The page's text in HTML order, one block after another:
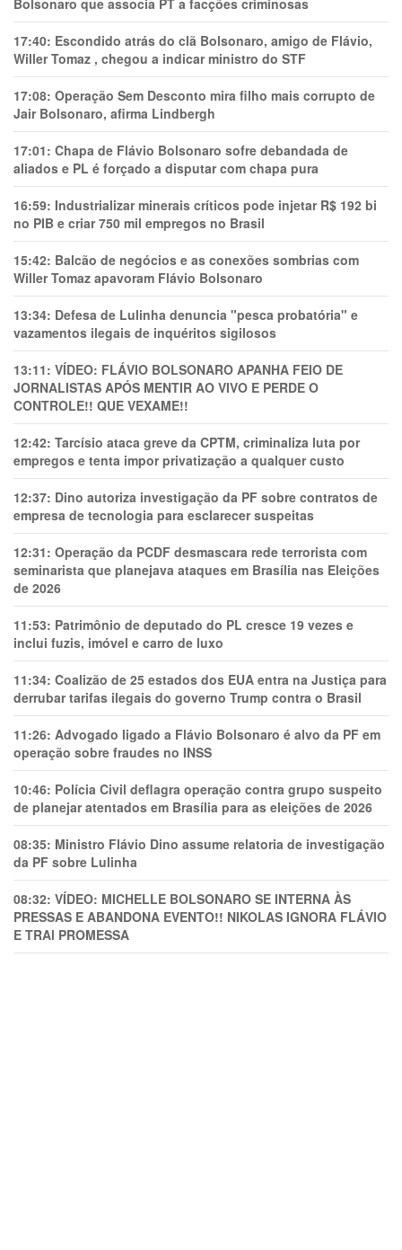
17:40: Escondido atrás do clã Bolsonaro, amigo de Flávio,
Willer Tomaz , chegou a indicar ministro do STF
17:08: Operação Sem Desconto mira filho mais corrupto de
Jair Bolsonaro, afirma Lindbergh
17:01: Chapa de Flávio Bolsonaro sofre debandada de
aliados e PL é forçado a disputar com chapa pura
16:59: Industrializar minerais críticos pode injetar R$ 192 bi
no PIB e criar 750 mil empregos no Brasil
15:42: Balcão de negócios e as conexões sombrias com
Willer Tomaz apavoram Flávio Bolsonaro
13:34: Defesa de Lulinha denuncia "pesca probatória" e
vazamentos ilegais de inquéritos sigilosos
13:11: VÍDEO: FLÁVIO BOLSONARO APANHA FEIO DE
JORNALISTAS APÓS MENTIR AO VIVO E PERDE O
CONTROLE!! QUE VEXAME!!
12:42: Tarcísio ataca greve da CPTM, criminaliza luta por
empregos e tenta impor privatização a qualquer custo
12:37: Dino autoriza investigação da PF sobre contratos de
empresa de tecnologia para esclarecer suspeitas
12:31: Operação da PCDF desmascara rede terrorista com
seminarista que planejava ataques em Brasília nas Eleições
de 2026
11:53: Patrimônio de deputado do PL cresce 19 vezes e
inclui fuzis, imóvel e carro de luxo
11:34: Coalizão de 25 estados dos EUA entra na Justiça para
derrubar tarifas ilegais do governo Trump contra o Brasil
11:26: Advogado ligado a Flávio Bolsonaro é alvo da PF em
operação sobre fraudes no INSS
10:46: Polícia Civil deflagra operação contra grupo suspeito
de planejar atentados em Brasília para as eleições de 2026
08:35: Ministro Flávio Dino assume relatoria de investigação
da PF sobre Lulinha
08:32: VÍDEO: MICHELLE BOLSONARO SE INTERNA ÀS
PRESSAS E ABANDONA EVENTO!! NIKOLAS IGNORA FLÁVIO
E TRAl PROMESSA